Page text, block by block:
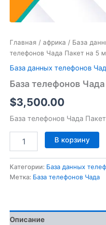
Главная / африка / База
телефонов Чада Пакет на 5
База данных телефонов
База телефонов
$3,500.00
База телефонов Чада
В корзину
Категории: База данных
Метка: База телефонов Чада
Описание